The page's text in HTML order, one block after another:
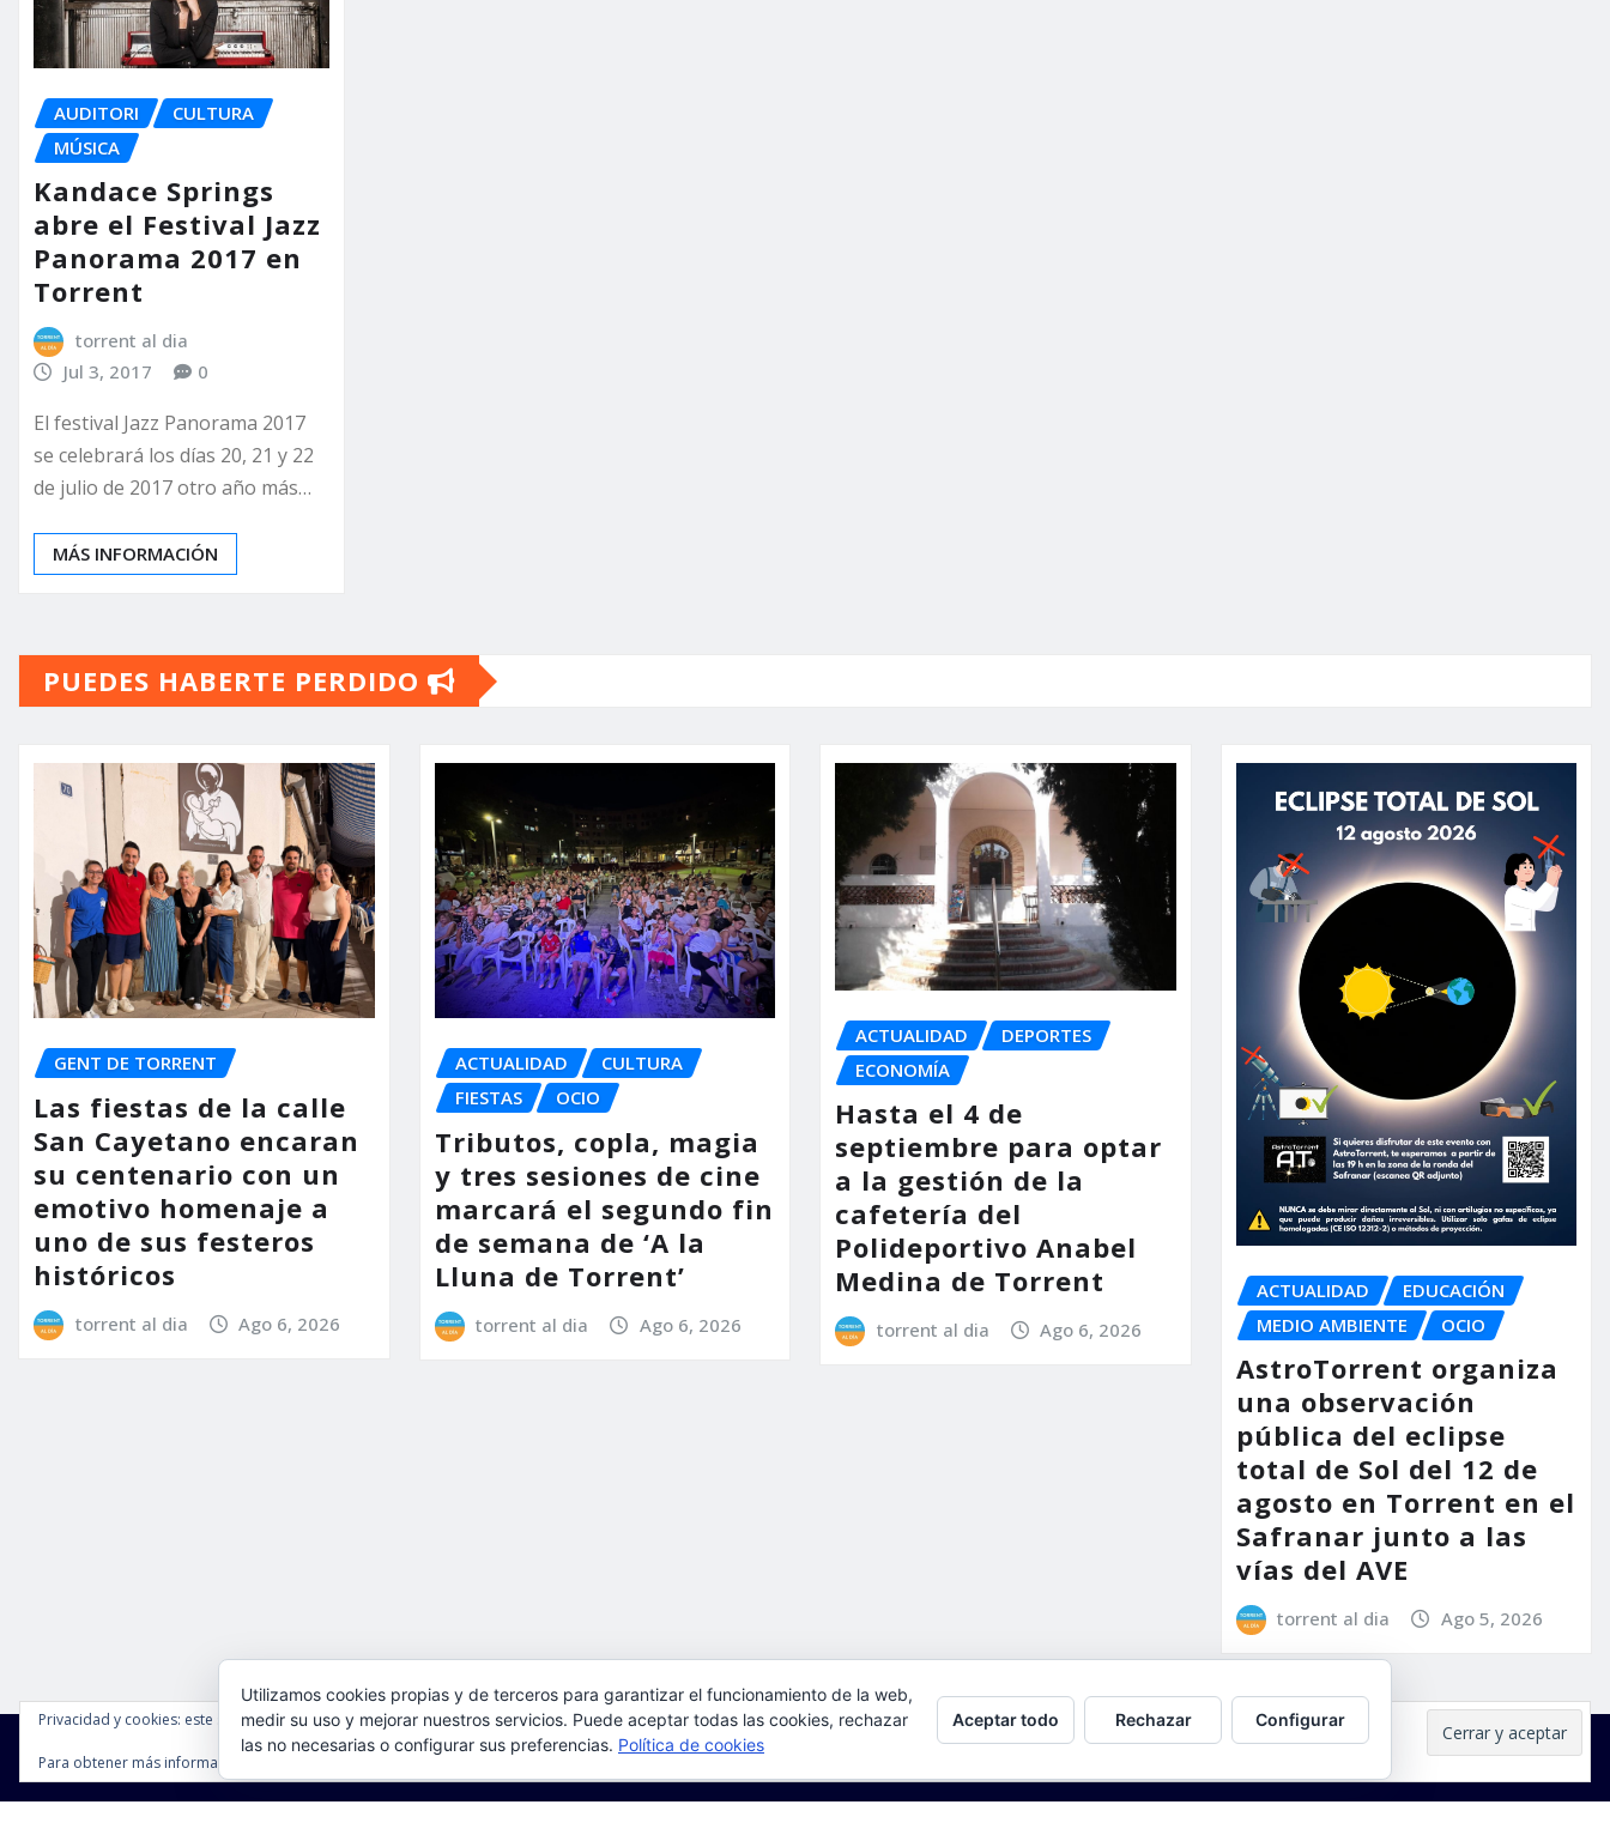
AUDITORI
CULTURA
MÚSICA
Kandace Springs
abre el Festival Jazz
Panorama 2017 en
Torrent
torrent al dia
Jul 3, 2017
0
El festival Jazz Panorama 2017
se celebrará los días 20, 21 y 22
de julio de 2017 otro año más…
MÁS INFORMACIÓN
PUEDES HABERTE PERDIDO
GENT DE TORRENT
Las fiestas de la calle
San Cayetano encaran
su centenario con un
emotivo homenaje a
uno de sus festeros
históricos
torrent al dia Ago 6, 2026
ACTUALIDAD
CULTURA
FIESTAS
OCIO
Tributos, copla, magia
y tres sesiones de cine
marcará el segundo fin
de semana de ‘A la
Lluna de Torrent’
torrent al dia Ago 6, 2026
ACTUALIDAD
DEPORTES
ECONOMÍA
Hasta el 4 de
septiembre para optar
a la gestión de la
cafetería del
Polideportivo Anabel
Medina de Torrent
torrent al dia Ago 6, 2026
ACTUALIDAD
EDUCACIÓN
MEDIO AMBIENTE
OCIO
AstroTorrent organiza
una observación
pública del eclipse
total de Sol del 12 de
agosto en Torrent en el
Safranar junto a las
vías del AVE
torrent al dia Ago 5, 2026
Utilizamos cookies propias y de terceros para garantizar el funcionamiento de la web,
medir su uso y mejorar nuestros servicios. Puede aceptar todas las cookies, rechazar
las no necesarias o configurar sus preferencias. Política de cookies
Aceptar todo Rechazar Configurar
Privacidad y cookies: este sitio usa cookies. Si continúas navegando por él, aceptas su uso.
Para obtener más información, incluido cómo gestionar las cookies, consulta: